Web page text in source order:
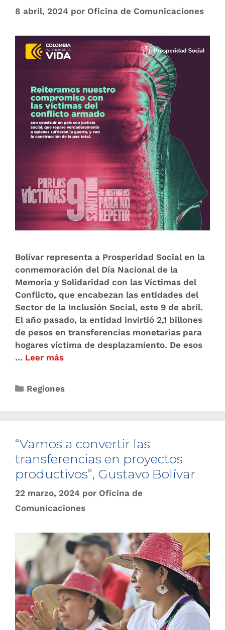
8 abril, 2024 por Oficina de Comunicaciones
Bolívar representa a Prosperidad Social en la
conmemoración del Día Nacional de la
Memoria y Solidaridad con las Víctimas del
Conflicto, que encabezan las entidades del
Sector de la Inclusión Social, este 9 de abril.
El año pasado, la entidad invirtió 2,1 billones
de pesos en transferencias monetarias para
hogares víctima de desplazamiento. De esos
… Leer más
Regiones
“Vamos a convertir las
transferencias en proyectos
productivos”, Gustavo Bolívar
22 marzo, 2024 por Oficina de
Comunicaciones